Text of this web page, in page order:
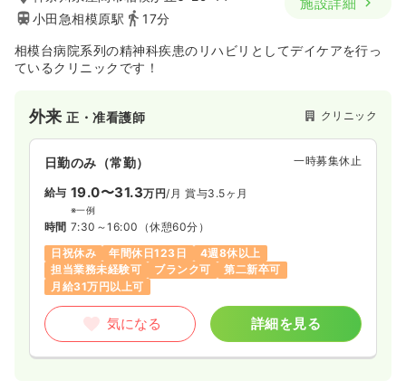
小田急相模原駅
17分
相模台病院系列の精神科疾患のリハビリとしてデイケアを行っ
ているクリニックです！
外来正・准看護師 クリニック
日勤のみ（常勤） 一時募集休止
給与 19.0〜31.3万円/月 賞与3.5ヶ月
※一例
時間 7:30～16:00 （休憩60分）
日祝休み
年間休日123日
4週8休以上
担当業務未経験可
ブランク可
第二新卒可
月給31万円以上可
気になる 詳細を見る